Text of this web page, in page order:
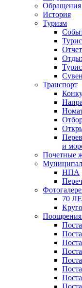
Обращения
История
Туризм
Транспорт
и
Почетные
НПА
70
Поощрения